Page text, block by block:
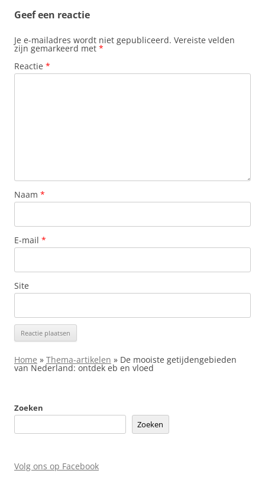
Geef een reactie
Je e-mailadres wordt niet gepubliceerd. Vereiste velden
zijn gemarkeerd met *
Reactie *
Naam *
E-mail *
Site
Home » Thema-artikelen » De mooiste getijdengebieden
van Nederland: ontdek eb en vloed
Zoeken
Zoeken
Volg ons op Facebook